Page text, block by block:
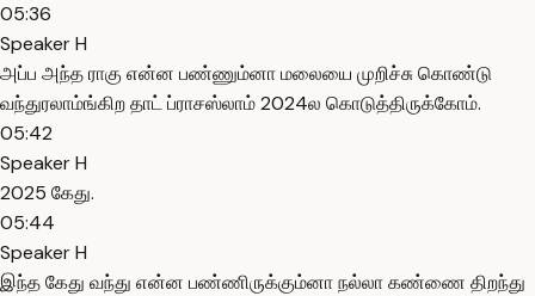
05:36
Speaker H
அப்ப அந்த ராகு என்ன பண்ணும்னா மலையை முறிச்சு கொண்டு
வந்துரலாம்ங்கிற தாட் ப்ராசஸ்லாம் 2024ல கொடுத்திருக்கோம்.
05:42
Speaker H
2025 கேது.
05:44
Speaker H
இந்த கேது வந்து என்ன பண்ணிருக்கும்னா நல்லா கண்ணை திறந்து